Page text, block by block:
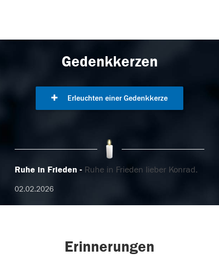
Gedenkkerzen
Erleuchten einer Gedenkkerze
Ruhe in Frieden Ruhe in Frieden lieber Konrad.
02.02.2026
Erinnerungen